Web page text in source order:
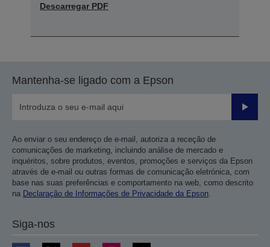
Descarregar PDF
Mantenha-se ligado com a Epson
Enviar
Ao enviar o seu endereço de e-mail, autoriza a receção de
comunicações de marketing, incluindo análise de mercado e
inquéritos, sobre produtos, eventos, promoções e serviços da Epson
através de e-mail ou outras formas de comunicação eletrónica, com
base nas suas preferências e comportamento na web, como descrito
na Declaração de Informações de Privacidade da Epson
Siga-nos